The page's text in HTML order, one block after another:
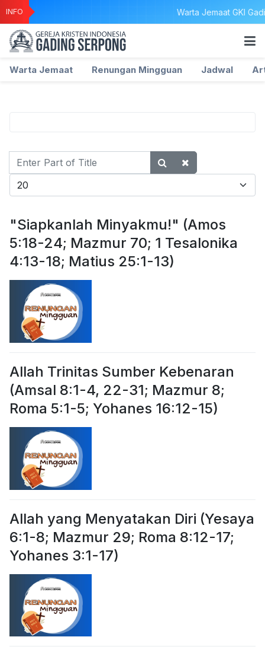
INFO Warta Jemaat GKI
Warta Jemaat Renungan Mingguan Jadwal
Enter
Part
of
Display #
"Siapkanlah Minyakmu!" (Amos
5:18-24; Mazmur 70; 1 Tesalonika
4:13-18; Matius 25:1-13)
Allah Trinitas Sumber Kebenaran
(Amsal 8:1-4, 22-31; Mazmur 8;
Roma 5:1-5; Yohanes 16:12-15)
Allah yang Menyatakan Diri (Yesaya
6:1-8; Mazmur 29; Roma 8:12-17;
Yohanes 3:1-17)